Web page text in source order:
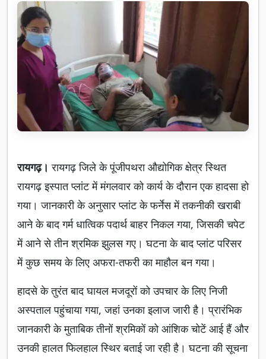
रायगढ़।रायगढ़ जिले के पूंजीपथरा औद्योगिक क्षेत्र स्थित
रायगढ़ इस्पात प्लांट में मंगलवार को कार्य के दौरान एक हादसा हो
गया। जानकारी के अनुसार प्लांट के फर्नेस में तकनीकी खराबी
आने के बाद गर्म धात्विक पदार्थ बाहर निकल गया, जिसकी चपेट
में आने से तीन श्रमिक झुलस गए। घटना के बाद प्लांट परिसर
में कुछ समय के लिए अफरा-तफरी का माहौल बन गया।
हादसे के तुरंत बाद घायल मजदूरों को उपचार के लिए निजी
अस्पताल पहुंचाया गया, जहां उनका इलाज जारी है। प्रारंभिक
जानकारी के मुताबिक तीनों श्रमिकों को आंशिक चोटें आई हैं और
उनकी हालत फिलहाल स्थिर बताई जा रही है। घटना की सूचना